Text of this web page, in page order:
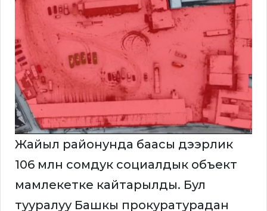
Жайыл районунда баасы дээрлик
106 млн сомдук социалдык объект
мамлекетке кайтарылды. Бул
тууралуу Башкы прокуратурадан